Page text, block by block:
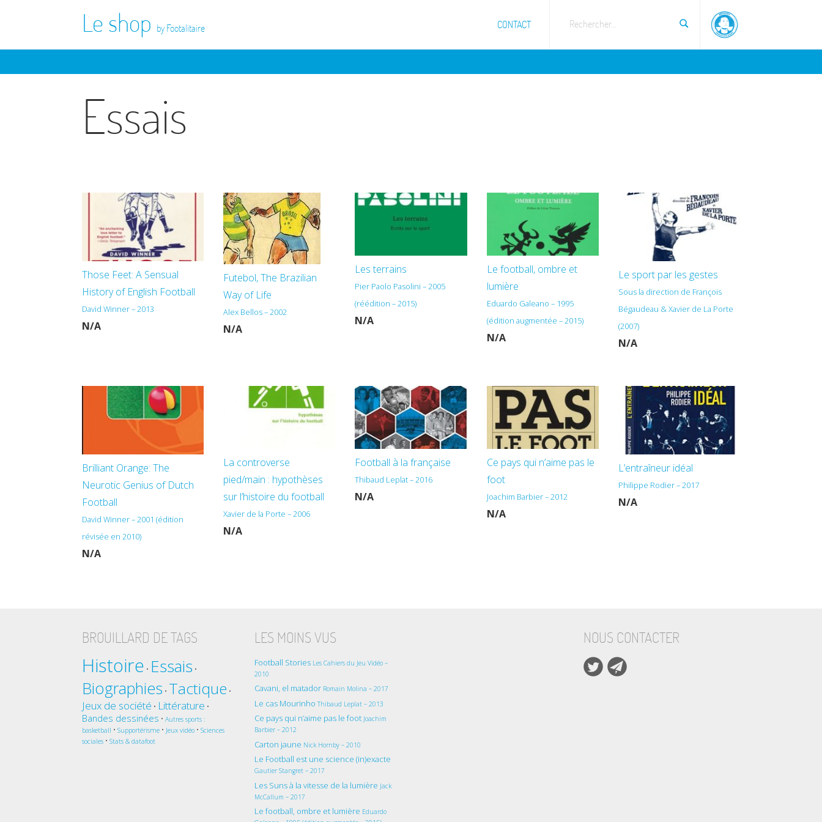
Le shop by Footalitaire CONTACT Rechercher...
Essais
Those Feet: A Sensual
History of English Football
David Winner – 2013
N/A
Futebol, The Brazilian
Way of Life
Alex Bellos – 2002
N/A
Les terrains
Pier Paolo Pasolini – 2005
(réédition – 2015)
N/A
Le football, ombre et
lumière
Eduardo Galeano – 1995
(édition augmentée – 2015)
N/A
Le sport par les gestes
Sous la direction de François
Bégaudeau & Xavier de La Porte
(2007)
N/A
Brilliant Orange: The
Neurotic Genius of Dutch
Football
David Winner – 2001 (édition
révisée en 2010)
N/A
La controverse
pied/main : hypothèses
sur l’histoire du football
Xavier de la Porte – 2006
N/A
Football à la française
Thibaud Leplat – 2016
N/A
Ce pays qui n’aime pas le
foot
Joachim Barbier – 2012
N/A
L’entraîneur idéal
Philippe Rodier – 2017
N/A
BROUILLARD DE TAGS
Histoire • Essais •
Biographies • Tactique •
Jeux de société • Littérature •
Bandes dessinées •Autres sports :
basketball •Supportérisme • Jeux vidéo •Sciences
sociales •Stats & datafoot
LES MOINS VUS
Football Stories Les Cahiers du Jeu Vidéo –
2010
Cavani, el matador Romain Molina – 2017
Le cas MourinhoThibaud Leplat – 2013
Ce pays qui n’aime pas le foot Joachim
Barbier – 2012
Carton jaune Nick Hornby – 2010
Le Football est une science (in)exacte
Gautier Stangret – 2017
Les Suns à la vitesse de la lumière Jack
McCallum – 2017
Le football, ombre et lumière Eduardo
NOUS CONTACTER